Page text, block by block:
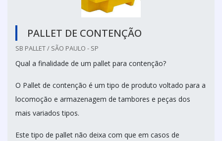
PALLET DE CONTENÇÃO
SB PALLET / SÃO PAULO - SP
Qual a finalidade de um pallet para contenção?
O Pallet de contenção é um tipo de produto voltado para a
locomoção e armazenagem de tambores e peças dos
mais variados tipos.
Este tipo de pallet não deixa com que em casos de